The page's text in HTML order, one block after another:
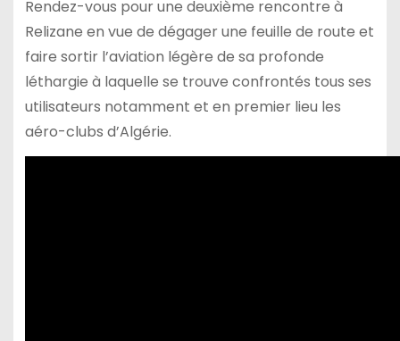
Rendez-vous pour une deuxième rencontre à
Relizane en vue de dégager une feuille de route et
faire sortir l’aviation légère de sa profonde
léthargie à laquelle se trouve confrontés tous ses
utilisateurs notamment et en premier lieu les
aéro-clubs d’Algérie.